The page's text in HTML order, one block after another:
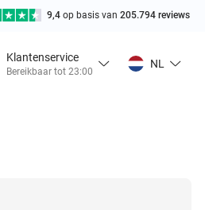
9,4 op basis van 205.794 reviews
Klantenservice
Bereikbaar tot 23:00
NL